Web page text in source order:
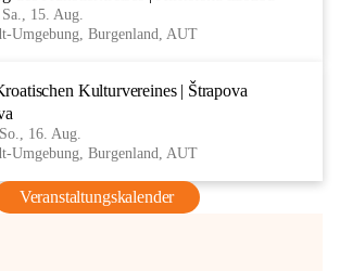
15. Aug.
Umgebung, Burgenland, AUT
Kulturvereines | Štrapova
16. Aug.
Umgebung, Burgenland, AUT
Veranstaltungskalender